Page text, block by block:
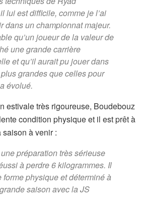
lui est difficile, comme je l’ai
dans un championnat majeur.
qu’un joueur de la valeur de
une grande carrière
et qu’il aurait pu jouer dans
grandes que celles pour
évolué.
estivale très rigoureuse, Boudebouz
condition physique et il est prêt à
à venir :
préparation très sérieuse
à perdre 6 kilogrammes. Il
forme physique et déterminé à
saison avec la JS